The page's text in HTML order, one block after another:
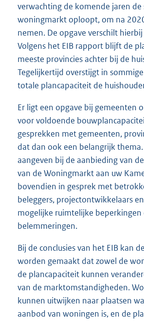
verwachting de komende jaren
woningmarkt oploopt, om na
nemen. De opgave verschilt
Volgens het EIB rapport blijft de
meeste provincies achter bij de
Tegelijkertijd overstijgt in
totale plancapaciteit de
Er ligt een opgave bij gemeenten
voor voldoende
gesprekken met gemeenten,
dat dan ook een belangrijk
aangeven bij de aanbieding van
van de Woningmarkt aan uw
bovendien in gesprek met
beleggers, projectontwikkelaars
mogelijke ruimtelijke
belemmeringen.
Bij de conclusies van het EIB kan
worden gemaakt dat zowel de
de plancapaciteit kunnen
van de marktomstandigheden.
kunnen uitwijken naar plaatsen
aanbod van woningen is, en de